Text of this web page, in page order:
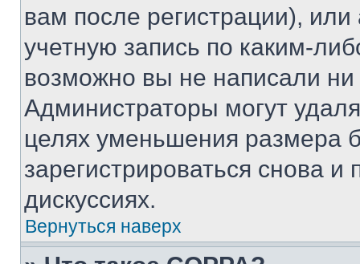
вам после регистрации),
учетную запись по каким-
возможно вы не написали
Администраторы могут
целях уменьшения размера
зарегистрироваться снова и
дискуссиях.
Вернуться наверх